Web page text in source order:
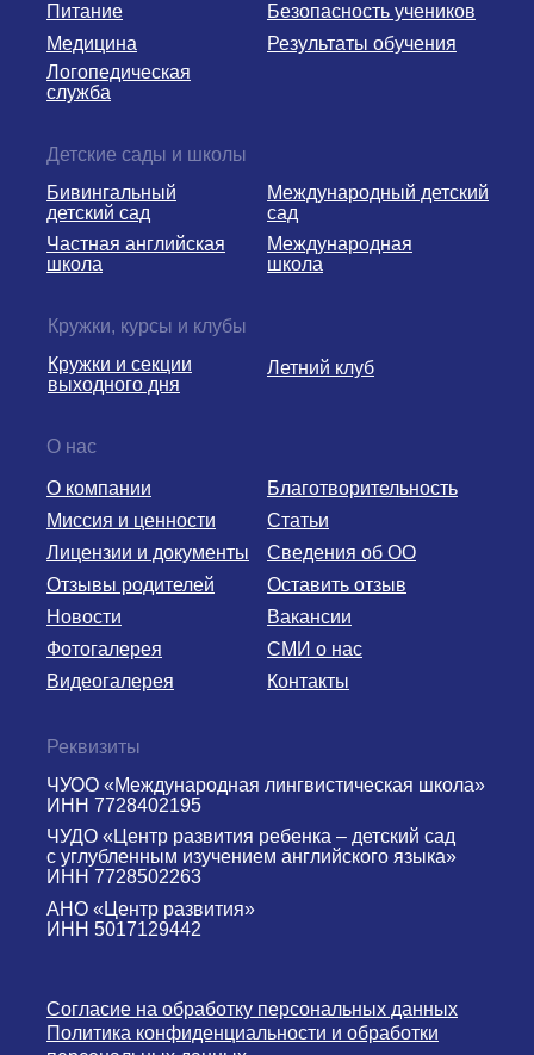
Результаты обучения
Безопасность учеников
Логопедическая
служба
Медицина
Питание
ЧУДО «Центр развития ребенка – детский сад
с углубленным изучением английского языка»
ИНН 7728502263
АНО «Центр развития»
ИНН 5017129442
ЧУОО «Международная лингвистическая школа»
ИНН 7728402195
Реквизиты
Сведения об ОО
Вакансии
Оставить отзыв
Новости
Благотворительность
Видеогалерея
Фотогалерея
О компании
Отзывы родителей
Миссия и ценности
Статьи
Лицензии и документы
СМИ о нас
Контакты
О нас
Международная
школа
Частная английская
школа
Международный детский
сад
Бивингальный
детский сад
Детские сады и школы
Кружки и секции
выходного дня
Летний клуб
Кружки, курсы и клубы
Согласие на обработку персональных данных
Политика конфиденциальности и обработки